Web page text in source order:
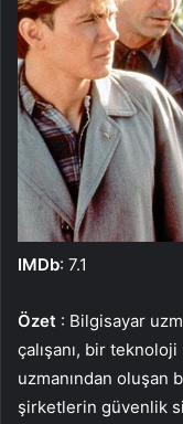
IMDb: 7.1
Özet : Bilgisayar
çalışanı, bir
uzmanından oluşan
şirketlerin güvenlik